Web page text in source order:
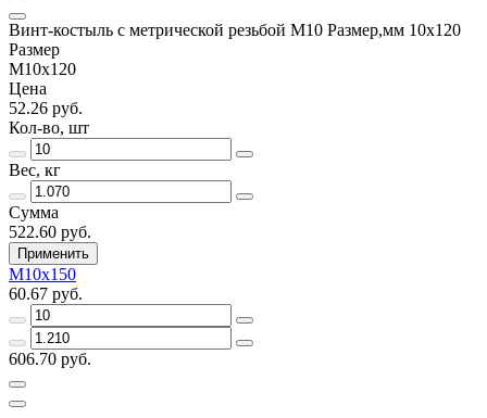
Винт-костыль с метрической резьбой М10 Размер,мм 10х120
Размер
М10х120
Цена
52.26 руб.
Кол-во, шт
Вес, кг
Сумма
522.60 руб.
Применить
М10х150
60.67 руб.
606.70 руб.